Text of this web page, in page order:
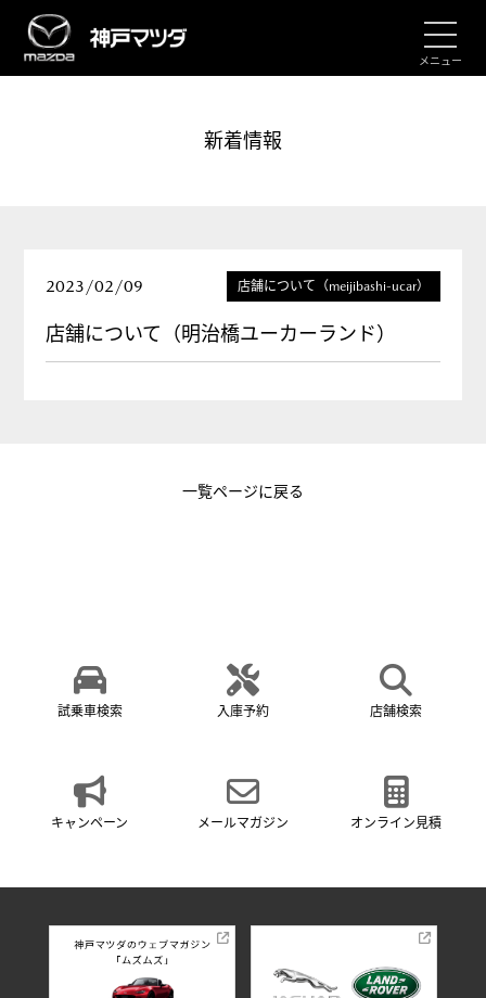
メニュー
新着情報
2023/02/09 店舗について（meijibashi-ucar）
店舗について（明治橋ユーカーランド）
一覧ページに戻る
試乗車検索 入庫予約 店舗検索
キャンペーン メールマガジン オンライン見積